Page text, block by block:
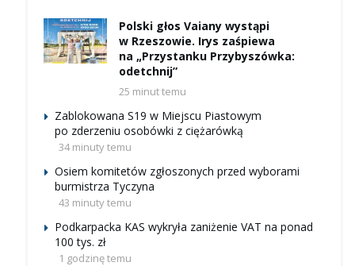
Polski głos Vaiany wystąpi
w Rzeszowie. Irys zaśpiewa
na „Przystanku Przybyszówka:
odetchnij”
25 minut temu
Zablokowana S19 w Miejscu Piastowym
po zderzeniu osobówki z ciężarówką
34 minuty temu
Osiem komitetów zgłoszonych przed wyborami
burmistrza Tyczyna
43 minuty temu
Podkarpacka KAS wykryła zaniżenie VAT na ponad
100 tys. zł
1 godzinę temu